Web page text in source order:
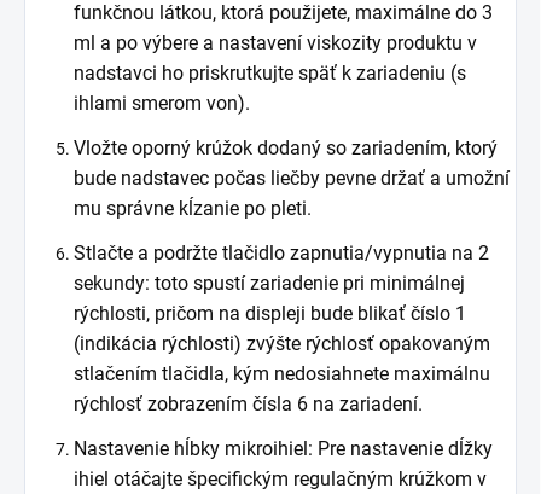
funkčnou látkou, ktorá použijete, maximálne do 3
ml a po výbere a nastavení viskozity produktu v
nadstavci ho priskrutkujte späť k zariadeniu (s
ihlami smerom von).
Vložte oporný krúžok dodaný so zariadením, ktorý
bude nadstavec počas liečby pevne držať a umožní
mu správne kĺzanie po pleti.
Stlačte a podržte tlačidlo zapnutia/vypnutia na 2
sekundy: toto spustí zariadenie pri minimálnej
rýchlosti, pričom na displeji bude blikať číslo 1
(indikácia rýchlosti) zvýšte rýchlosť opakovaným
stlačením tlačidla, kým nedosiahnete maximálnu
rýchlosť zobrazením čísla 6 na zariadení.
Nastavenie hĺbky mikroihiel: Pre nastavenie dĺžky
ihiel otáčajte špecifickým regulačným krúžkom v